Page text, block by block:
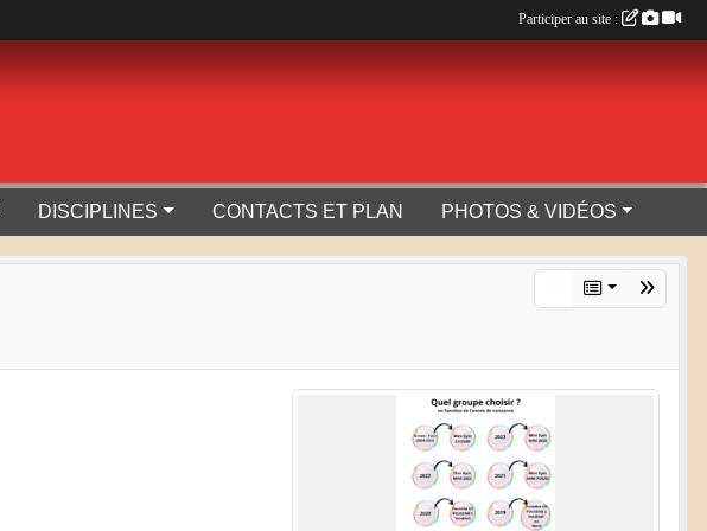
DISCIPLINES CONTACTS ET PLAN PHOTOS & VIDÉOS
Participer au site :